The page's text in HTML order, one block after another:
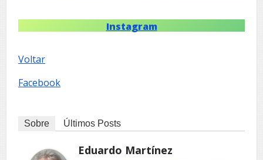
Instagram
Voltar
Facebook
Sobre Últimos Posts
Eduardo Martínez